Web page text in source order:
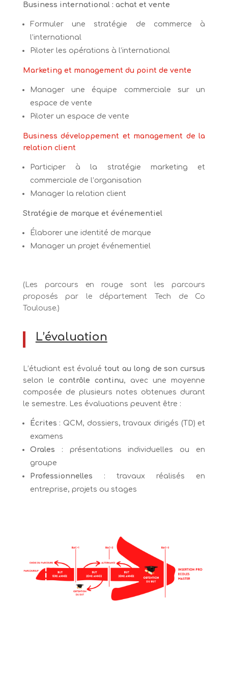
Business international : achat et vente
Formuler une stratégie de commerce à
l’international
Piloter les opérations à l’international
Marketing et management du point de vente
Manager une équipe commerciale sur un
espace de vente
Piloter un espace de vente
Business développement et management de la
relation client
Participer à la stratégie marketing et
commerciale de l’organisation
Manager la relation client
Stratégie de marque et événementiel
Élaborer une identité de marque
Manager un projet événementiel
(Les parcours en rouge sont les parcours
proposés par le département Tech de Co
Toulouse.)
L’évaluation
L’étudiant est évaluétout au long de son cursus
selon le contrôle continu, avec une moyenne
composée de plusieurs notes obtenues durant
le semestre. Les évaluations peuvent être :
Écrites : QCM, dossiers, travaux dirigés (TD) et
examens
Orales : présentations individuelles ou en
groupe
Professionnelles : travaux réalisés en
entreprise, projets ou stages